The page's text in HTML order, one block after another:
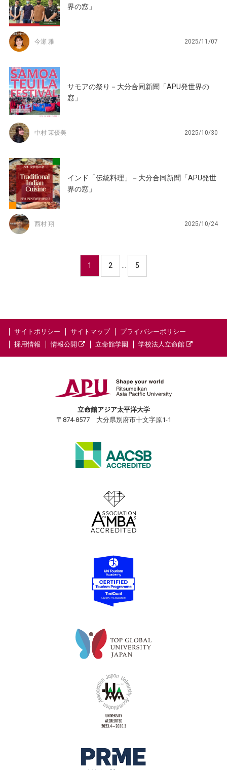
界の窓」
今瀬 雅 2025/11/07
サモアの祭り－大分合同新聞「APU発世界の
窓」
中村 茉優美 2025/10/30
インド「伝統料理」－大分合同新聞「APU発世
界の窓」
西村 翔 2025/10/24
1 2 5
サイトポリシー サイトマップ
プライバシーポリシー
採用情報
情報公開 立命館学園 学校法人立命館
立命館アジア太平洋大学
〒874-8577 大分県別府市十文字原1-1